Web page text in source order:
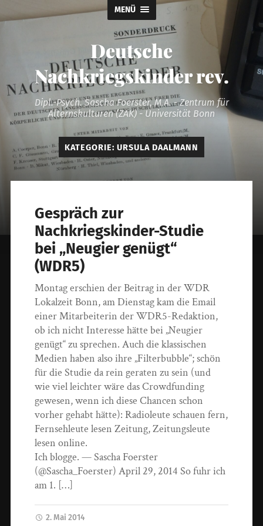
MENÜ
Deutsche
Nachkriegskinder rev.
Dipl.-Psych. Sascha Foerster, M.A. - Zentrum für
Alternskulturen (ZAK) - Universität Bonn
KATEGORIE: URSULA DAALMANN
Gespräch zur
Nachkriegskinder-Studie
bei „Neugier genügt“
(WDR5)
Montag erschien der Beitrag in der WDR
Lokalzeit Bonn, am Dienstag kam die Email
einer Mitarbeiterin der WDR5-Redaktion,
ob ich nicht Interesse hätte bei „Neugier
genügt“ zu sprechen. Auch die klassischen
Medien haben also ihre „Filterbubble“; schön
für die Studie da rein geraten zu sein (und
wie viel leichter wäre das Crowdfunding
gewesen, wenn ich diese Chancen schon
vorher gehabt hätte): Radioleute schauen fern,
Fernsehleute lesen Zeitung, Zeitungsleute
lesen online.
Ich blogge. — Sascha Foerster
(@Sascha_Foerster) April 29, 2014 So fuhr ich
am 1. […]
2. Mai 2014